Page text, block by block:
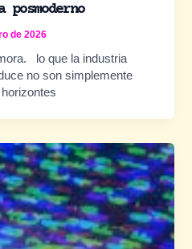
de 2026
lo que la industria
no son simplemente